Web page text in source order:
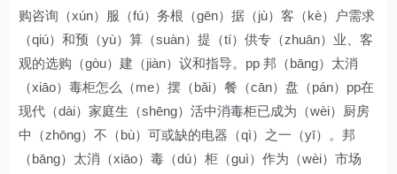
购咨询（xún）服（fú）务根（gēn）据（jù）客（kè）户需求
（qiú）和预（yù）算（suàn）提（tí）供专（zhuān）业、客
观的选购（gòu）建（jiàn）议和指导。pp 邦（bāng）太消
（xiāo）毒柜怎么（me）摆（bǎi）餐（cān）盘（pán）pp在
现代（dài）家庭生（shēng）活中消毒柜已成为（wèi）厨房
中（zhōng）不（bù）可或缺的电器（qì）之一（yī）。邦
（bāng）太消（xiāo）毒（dú）柜（guì）作为（wèi）市场